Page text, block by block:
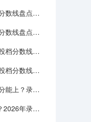
2026年抚顺职业技术学院投档分数线盘点：录取分数、生活与就业指南
2026年辽宁金融职业学院投档分数线盘点：录取分数、生活与就业指南
2026年广东工贸职业技术学院投档分数线盘点：录取分数、生活与就业指南
2026年广东科学技术职业学院投档分数线盘点：录取分数、生活与就业指南
海南科技职业大学2026年多少分能上？录取分数线与生活成本解答
贵阳康养职业大学宿舍怎么样？2026年录取分数、费用及入学手续